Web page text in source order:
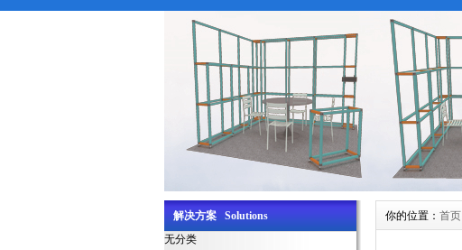
解决方案 Solutions
无分类
你的位置： 首页